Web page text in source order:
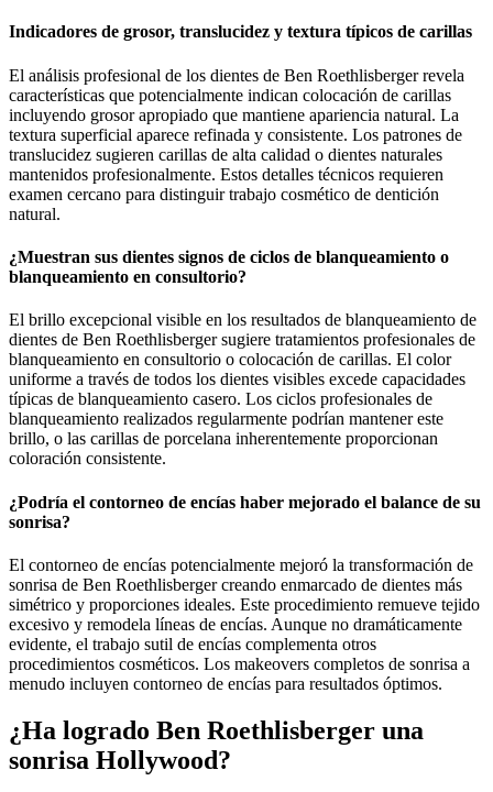
Indicadores de grosor, translucidez y textura típicos de carillas
El análisis profesional de los dientes de Ben Roethlisberger revela
características que potencialmente indican colocación de carillas
incluyendo grosor apropiado que mantiene apariencia natural. La
textura superficial aparece refinada y consistente. Los patrones de
translucidez sugieren carillas de alta calidad o dientes naturales
mantenidos profesionalmente. Estos detalles técnicos requieren
examen cercano para distinguir trabajo cosmético de dentición
natural.
¿Muestran sus dientes signos de ciclos de blanqueamiento o
blanqueamiento en consultorio?
El brillo excepcional visible en los resultados de blanqueamiento de
dientes de Ben Roethlisberger sugiere tratamientos profesionales de
blanqueamiento en consultorio o colocación de carillas. El color
uniforme a través de todos los dientes visibles excede capacidades
típicas de blanqueamiento casero. Los ciclos profesionales de
blanqueamiento realizados regularmente podrían mantener este
brillo, o las carillas de porcelana inherentemente proporcionan
coloración consistente.
¿Podría el contorneo de encías haber mejorado el balance de su
sonrisa?
El contorneo de encías potencialmente mejoró la transformación de
sonrisa de Ben Roethlisberger creando enmarcado de dientes más
simétrico y proporciones ideales. Este procedimiento remueve tejido
excesivo y remodela líneas de encías. Aunque no dramáticamente
evidente, el trabajo sutil de encías complementa otros
procedimientos cosméticos. Los makeovers completos de sonrisa a
menudo incluyen contorneo de encías para resultados óptimos.
¿Ha logrado Ben Roethlisberger una
sonrisa Hollywood?